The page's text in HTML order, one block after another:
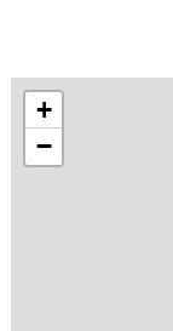
+
−